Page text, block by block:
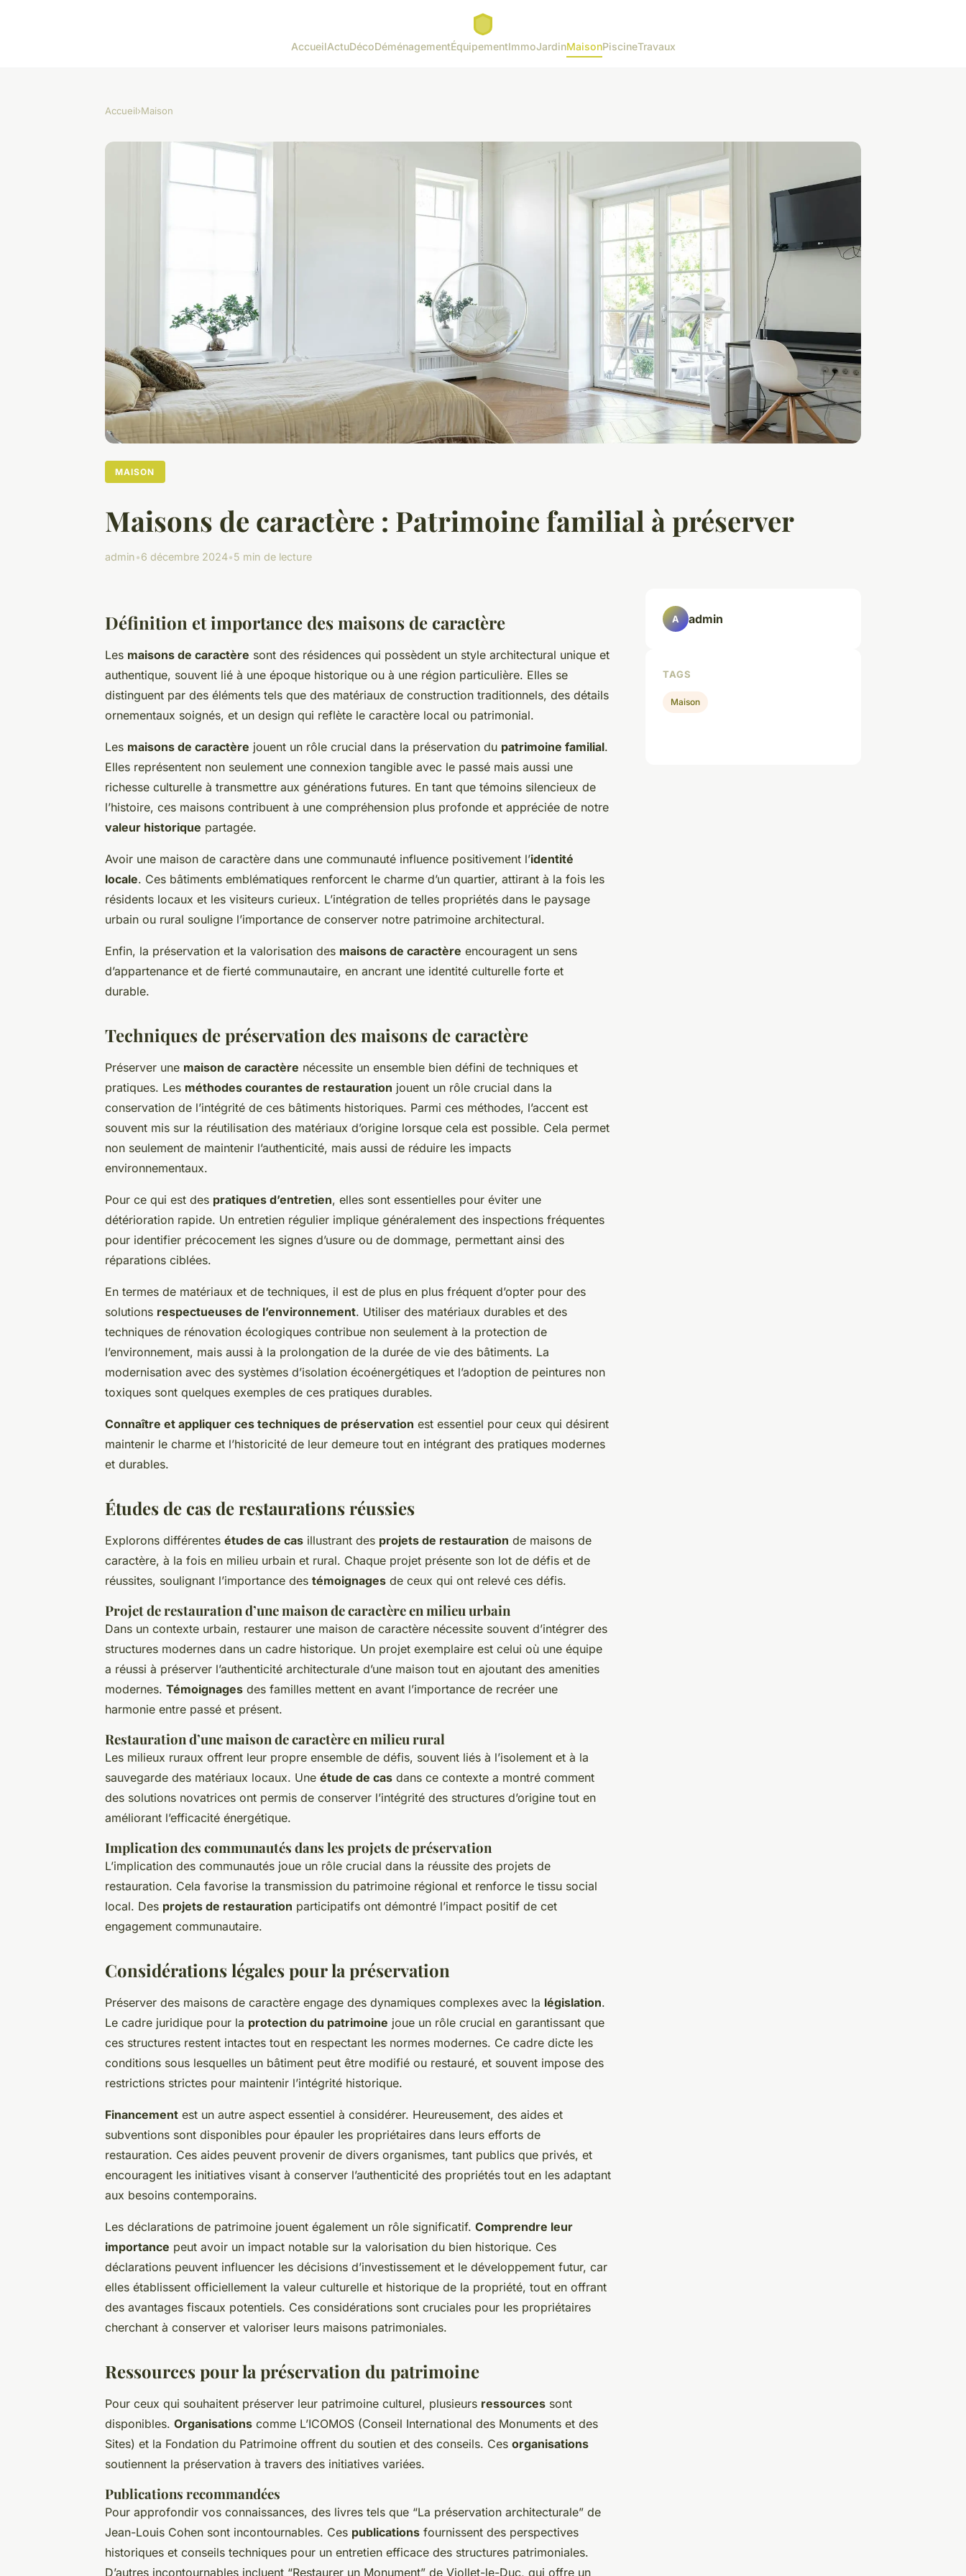
AccueilActuDécoDéménagementÉquipementImmoJardinMaisonPiscineTravaux
Accueil›Maison
MAISON
Maisons de caractère : Patrimoine familial à préserver
admin•6 décembre 2024•5 min de lecture
Définition et importance des maisons de caractère
Les maisons de caractère sont des résidences qui possèdent un style architectural unique et
authentique, souvent lié à une époque historique ou à une région particulière. Elles se
distinguent par des éléments tels que des matériaux de construction traditionnels, des détails
ornementaux soignés, et un design qui reflète le caractère local ou patrimonial.
Les maisons de caractère jouent un rôle crucial dans la préservation du patrimoine familial.
Elles représentent non seulement une connexion tangible avec le passé mais aussi une
richesse culturelle à transmettre aux générations futures. En tant que témoins silencieux de
l’histoire, ces maisons contribuent à une compréhension plus profonde et appréciée de notre
valeur historique partagée.
Avoir une maison de caractère dans une communauté influence positivement l’identité
locale. Ces bâtiments emblématiques renforcent le charme d’un quartier, attirant à la fois les
résidents locaux et les visiteurs curieux. L’intégration de telles propriétés dans le paysage
urbain ou rural souligne l’importance de conserver notre patrimoine architectural.
Enfin, la préservation et la valorisation des maisons de caractère encouragent un sens
d’appartenance et de fierté communautaire, en ancrant une identité culturelle forte et
durable.
Techniques de préservation des maisons de caractère
Préserver une maison de caractère nécessite un ensemble bien défini de techniques et
pratiques. Les méthodes courantes de restauration jouent un rôle crucial dans la
conservation de l’intégrité de ces bâtiments historiques. Parmi ces méthodes, l’accent est
souvent mis sur la réutilisation des matériaux d’origine lorsque cela est possible. Cela permet
non seulement de maintenir l’authenticité, mais aussi de réduire les impacts
environnementaux.
Pour ce qui est des pratiques d’entretien, elles sont essentielles pour éviter une
détérioration rapide. Un entretien régulier implique généralement des inspections fréquentes
pour identifier précocement les signes d’usure ou de dommage, permettant ainsi des
réparations ciblées.
En termes de matériaux et de techniques, il est de plus en plus fréquent d’opter pour des
solutions respectueuses de l’environnement. Utiliser des matériaux durables et des
techniques de rénovation écologiques contribue non seulement à la protection de
l’environnement, mais aussi à la prolongation de la durée de vie des bâtiments. La
modernisation avec des systèmes d’isolation écoénergétiques et l’adoption de peintures non
toxiques sont quelques exemples de ces pratiques durables.
Connaître et appliquer ces techniques de préservation est essentiel pour ceux qui désirent
maintenir le charme et l’historicité de leur demeure tout en intégrant des pratiques modernes
et durables.
Études de cas de restaurations réussies
Explorons différentes études de cas illustrant des projets de restauration de maisons de
caractère, à la fois en milieu urbain et rural. Chaque projet présente son lot de défis et de
réussites, soulignant l’importance des témoignages de ceux qui ont relevé ces défis.
Projet de restauration d’une maison de caractère en milieu urbain
Dans un contexte urbain, restaurer une maison de caractère nécessite souvent d’intégrer des
structures modernes dans un cadre historique. Un projet exemplaire est celui où une équipe
a réussi à préserver l’authenticité architecturale d’une maison tout en ajoutant des amenities
modernes. Témoignages des familles mettent en avant l’importance de recréer une
harmonie entre passé et présent.
Restauration d’une maison de caractère en milieu rural
Les milieux ruraux offrent leur propre ensemble de défis, souvent liés à l’isolement et à la
sauvegarde des matériaux locaux. Une étude de cas dans ce contexte a montré comment
des solutions novatrices ont permis de conserver l’intégrité des structures d’origine tout en
améliorant l’efficacité énergétique.
Implication des communautés dans les projets de préservation
L’implication des communautés joue un rôle crucial dans la réussite des projets de
restauration. Cela favorise la transmission du patrimoine régional et renforce le tissu social
local. Des projets de restauration participatifs ont démontré l’impact positif de cet
engagement communautaire.
Considérations légales pour la préservation
Préserver des maisons de caractère engage des dynamiques complexes avec la législation.
Le cadre juridique pour la protection du patrimoine joue un rôle crucial en garantissant que
ces structures restent intactes tout en respectant les normes modernes. Ce cadre dicte les
conditions sous lesquelles un bâtiment peut être modifié ou restauré, et souvent impose des
restrictions strictes pour maintenir l’intégrité historique.
Financement est un autre aspect essentiel à considérer. Heureusement, des aides et
subventions sont disponibles pour épauler les propriétaires dans leurs efforts de
restauration. Ces aides peuvent provenir de divers organismes, tant publics que privés, et
encouragent les initiatives visant à conserver l’authenticité des propriétés tout en les adaptant
aux besoins contemporains.
Les déclarations de patrimoine jouent également un rôle significatif. Comprendre leur
importance peut avoir un impact notable sur la valorisation du bien historique. Ces
déclarations peuvent influencer les décisions d’investissement et le développement futur, car
elles établissent officiellement la valeur culturelle et historique de la propriété, tout en offrant
des avantages fiscaux potentiels. Ces considérations sont cruciales pour les propriétaires
cherchant à conserver et valoriser leurs maisons patrimoniales.
Ressources pour la préservation du patrimoine
Pour ceux qui souhaitent préserver leur patrimoine culturel, plusieurs ressources sont
disponibles. Organisations comme L’ICOMOS (Conseil International des Monuments et des
Sites) et la Fondation du Patrimoine offrent du soutien et des conseils. Ces organisations
soutiennent la préservation à travers des initiatives variées.
Publications recommandées
Pour approfondir vos connaissances, des livres tels que “La préservation architecturale” de
Jean-Louis Cohen sont incontournables. Ces publications fournissent des perspectives
historiques et conseils techniques pour un entretien efficace des structures patrimoniales.
D’autres incontournables incluent “Restaurer un Monument” de Viollet-le-Duc, qui offre un
A admin
TAGS
Maison